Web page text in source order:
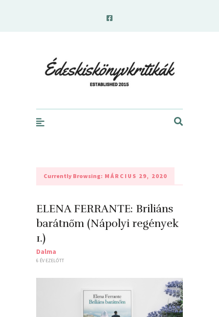
Currently Browsing: MÁRCIUS 29, 2020
ELENA FERRANTE: Briliáns ​
barátnőm (Nápolyi regények
1.)
Dalma
6 ÉV EZELŐTT